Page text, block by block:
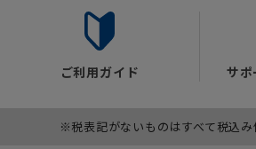
ご利用ガイド サ
※税表記がないものはすべて税込